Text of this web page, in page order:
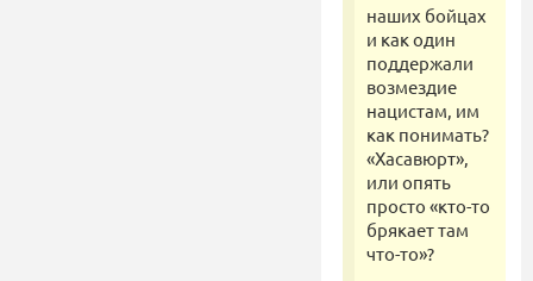
наших бойцах
и как один
поддержали
возмездие
нацистам, им
как понимать?
«Хасавюрт»,
или опять
просто «кто-то
брякает там
что-то»?